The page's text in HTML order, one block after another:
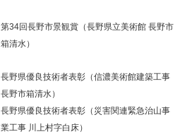
第34回長野市景観賞（長野県立美術館 長野市
箱清水）
長野県優良技術者表彰（信濃美術館建築工事
長野市箱清水）
長野県優良技術者表彰（災害関連緊急治山事
業工事 川上村字白床）